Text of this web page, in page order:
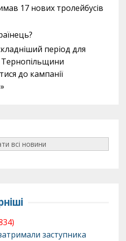
17 нових тролейбусів
період для
Тернопільщини
до кампанії
всі новини
заступника